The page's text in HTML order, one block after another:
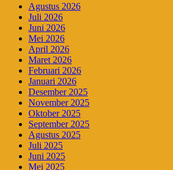
Agustus 2026
Juli 2026
Juni 2026
Mei 2026
April 2026
Maret 2026
Februari 2026
Januari 2026
Desember 2025
November 2025
Oktober 2025
September 2025
Agustus 2025
Juli 2025
Juni 2025
Mei 2025